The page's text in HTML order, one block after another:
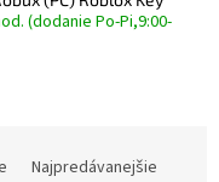
(dodanie Po-Pi,9:00-
Najpredávanejšie